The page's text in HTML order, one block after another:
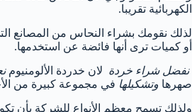
الكهربائية تقريبا.
لذلك نقومك بشراء النحاس من المصانع
أو كميات ترى أنها فائضة عن استخدمها.
نفضل شراء خردة لان خدردة الألومنيوم
صهرها وتشكيلها في مجموعة كبيرة من
ولذلك تسمح معظم الأنواع للشركة بأن